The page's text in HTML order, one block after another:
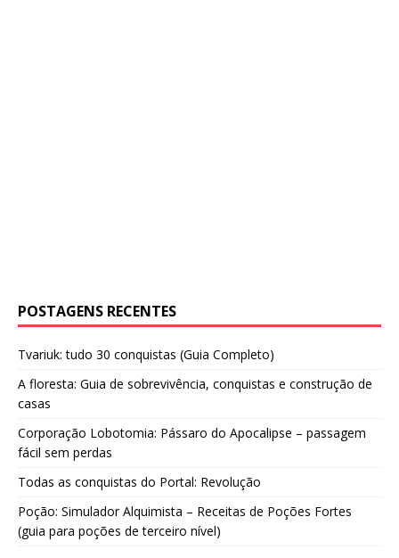
POSTAGENS RECENTES
Tvariuk: tudo 30 conquistas (Guia Completo)
A floresta: Guia de sobrevivência, conquistas e construção de
casas
Corporação Lobotomia: Pássaro do Apocalipse – passagem
fácil sem perdas
Todas as conquistas do Portal: Revolução
Poção: Simulador Alquimista – Receitas de Poções Fortes
(guia para poções de terceiro nível)